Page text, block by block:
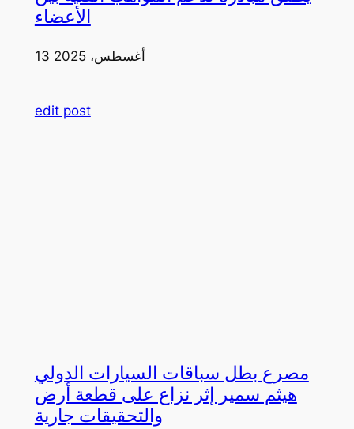
الأعضاء
13 أغسطس، 2025
edit post
مصرع بطل سباقات السيارات الدولي
هيثم سمير إثر نزاع على قطعة أرض
والتحقيقات جارية